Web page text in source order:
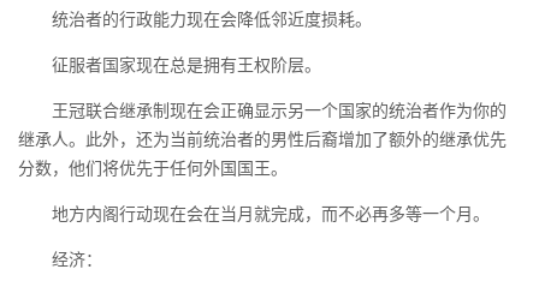
统治者的行政能力现在会降低邻近度损耗。
征服者国家现在总是拥有王权阶层。
王冠联合继承制现在会正确显示另一个国家的统治者作为你的
继承人。此外，还为当前统治者的男性后裔增加了额外的继承优先
分数，他们将优先于任何外国国王。
地方内阁行动现在会在当月就完成，而不必再多等一个月。
经济：